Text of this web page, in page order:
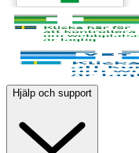
Hjälp och support